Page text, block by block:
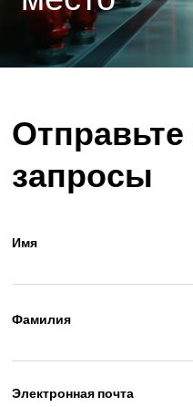
запросы
Имя
Фамилия
Электронная почта